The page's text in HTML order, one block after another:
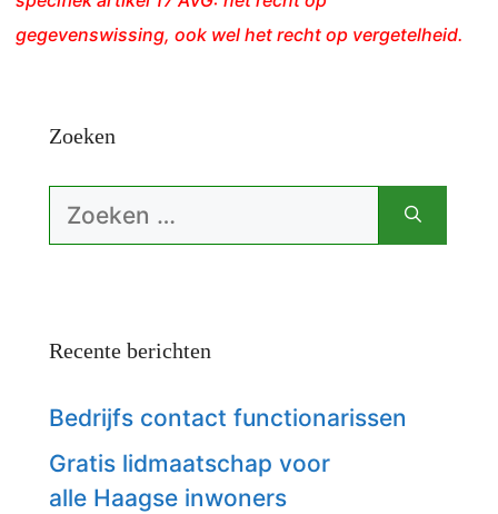
gegevenswissing, ook wel het recht op vergetelheid.
Zoeken
Zoek
Recente berichten
Bedrijfs contact functionarissen
Gratis lidmaatschap voor
alle Haagse inwoners